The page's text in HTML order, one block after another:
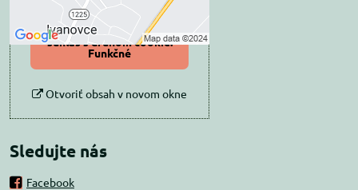
Povoliť a zapamätať -
súhlas s druhom cookie:
Funkčné
Otvoriť obsah v novom okne
Sledujte nás
Facebook